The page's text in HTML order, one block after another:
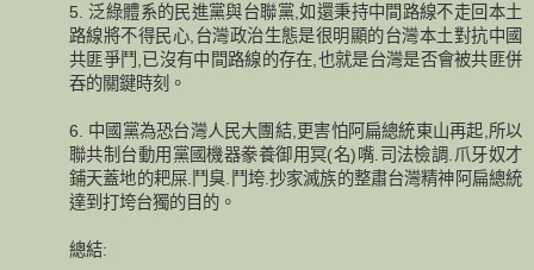
5. 泛綠體系的民進黨與台聯黨,如還秉持中間路線不走回本土
路線將不得民心,台灣政治生態是很明顯的台灣本土對抗中國
共匪爭鬥,已沒有中間路線的存在,也就是台灣是否會被共匪併
吞的關鍵時刻。
6. 中國黨為恐台灣人民大團結,更害怕阿扁總統東山再起,所以
聯共制台動用黨國機器豢養御用冥(名)嘴.司法檢調.爪牙奴才
鋪天蓋地的耙屎.鬥臭.鬥垮.抄家滅族的整肅台灣精神阿扁總統
達到打垮台獨的目的。
總結: